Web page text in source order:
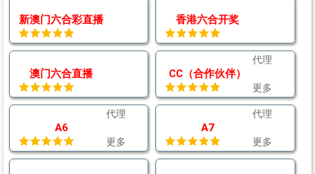
新澳门六合彩直播 香港六合开奖
澳门六合直播 CC（合作伙伴）
代理
更多
A6
代理
更多
A7
代理
更多